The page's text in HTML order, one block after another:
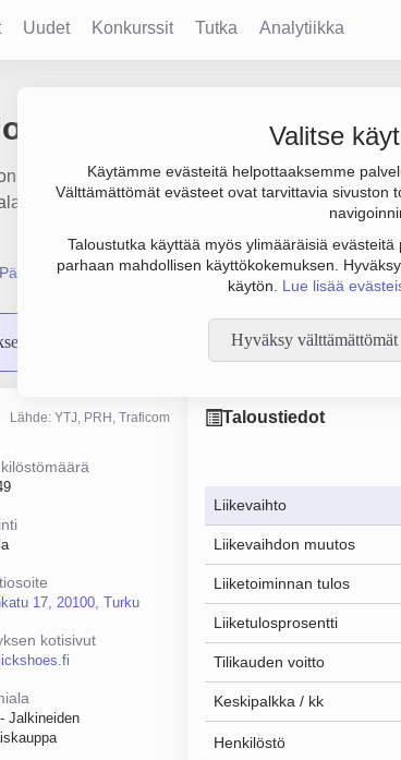
Uudet Konkurssit Tutka Analytiikka
Valitse
Käytämme evästeitä helpottaaksemme
Välttämättömät evästeet ovat tarvittavia sivuston
Taloustutka käyttää myös ylimääräisiä
parhaan mahdollisen käyttökokemuksen.
käytön. Lue lisää
Hyväksy välttämättömät
Oy
16 milj. €, tulos 1.1 milj. € ja henkilöstömäärä
Yrityksen yhtiömuoto Osakeyhtiö (OY).
Päättäjätiedot
Shoe House Oy
Lähde: YTJ, PRH, Traficom
17, 20100, Turku
kotisivut
Jalkineiden
Taloustiedot
Liikevaihto
Liikevaihdon muutos
Liiketoiminnan tulos
Liiketulosprosentti
Tilikauden voitto
Keskipalkka / kk
Henkilöstö